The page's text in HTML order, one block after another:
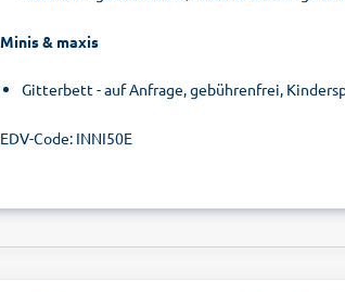
Minis & maxis
Gitterbett - auf Anfrage, gebührenfrei,
EDV-Code: INNI50E